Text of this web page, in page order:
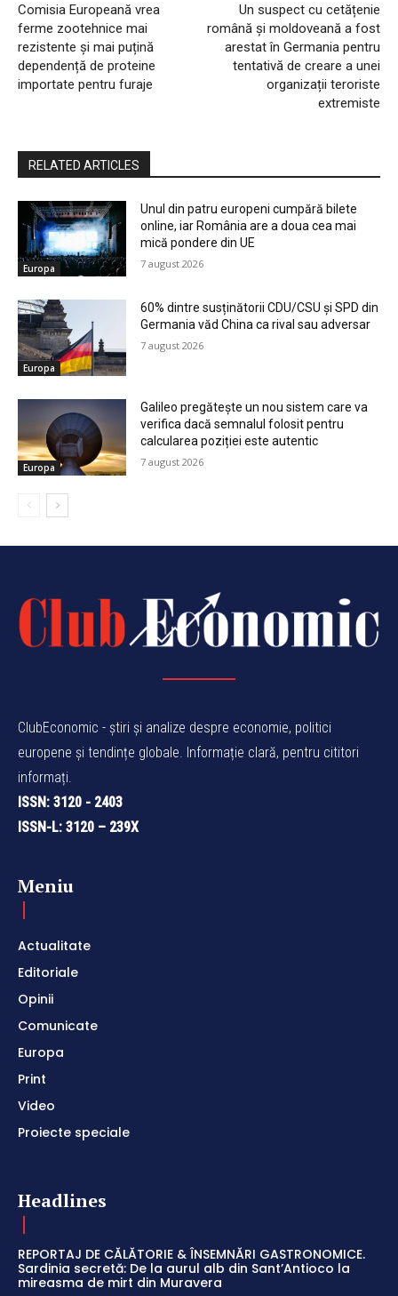
Comisia Europeană vrea
ferme zootehnice mai
rezistente și mai puțină
dependență de proteine
importate pentru furaje
Un suspect cu cetățenie
română și moldoveană a fost
arestat în Germania pentru
tentativă de creare a unei
organizații teroriste
extremiste
RELATED ARTICLES
Europa
Unul din patru europeni cumpără bilete
online, iar România are a doua cea mai
mică pondere din UE
7 august 2026
Europa
60% dintre susținătorii CDU/CSU și SPD din
Germania văd China ca rival sau adversar
7 august 2026
Europa
Galileo pregătește un nou sistem care va
verifica dacă semnalul folosit pentru
calcularea poziției este autentic
7 august 2026
ClubEconomic - știri și analize despre economie, politici
europene și tendințe globale. Informație clară, pentru cititori
informați.
ISSN: 3120 - 2403
ISSN-L: 3120 – 239X
Meniu
Actualitate
Editoriale
Opinii
Comunicate
Europa
Print
Video
Proiecte speciale
Headlines
REPORTAJ DE CĂLĂTORIE & ÎNSEMNĂRI GASTRONOMICE.
Sardinia secretă: De la aurul alb din Sant’Antioco la
mireasma de mirt din Muravera